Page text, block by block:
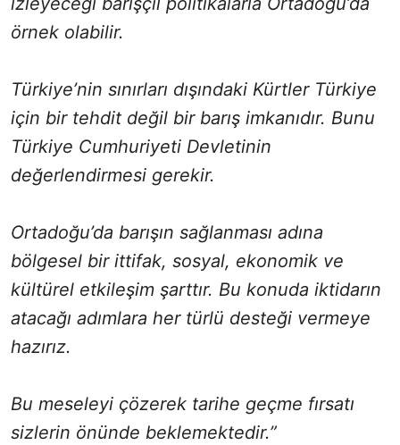
örnek olabilir.
Türkiye’nin sınırları dışındaki Kürtler Türkiye
için bir tehdit değil bir barış imkanıdır. Bunu
Türkiye Cumhuriyeti Devletinin
değerlendirmesi gerekir.
Ortadoğu’da barışın sağlanması adına
bölgesel bir ittifak, sosyal, ekonomik ve
kültürel etkileşim şarttır. Bu konuda iktidarın
atacağı adımlara her türlü desteği vermeye
hazırız.
Bu meseleyi çözerek tarihe geçme fırsatı
sizlerin önünde beklemektedir.”